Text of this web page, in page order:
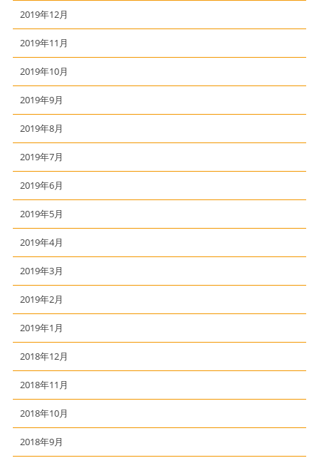
2019年12月
2019年11月
2019年10月
2019年9月
2019年8月
2019年7月
2019年6月
2019年5月
2019年4月
2019年3月
2019年2月
2019年1月
2018年12月
2018年11月
2018年10月
2018年9月